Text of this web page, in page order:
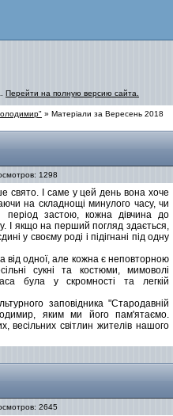
Перейти на полную версию сайта.
» Матеріали за Вересень 2018
1298
свято. І саме у цей день вона хоче
на складнощі минулого часу, чи
період застою, кожна дівчина до
І якщо на перший погляд здається,
у своєму роді і підігнані під одну
від одної, але кожна є неповторною
сукні та костюми, мимоволі
була у скромності та легкій
заповідника "Стародавній
яким ми його пам'ятаємо.
весільних світлин жителів нашого
2645